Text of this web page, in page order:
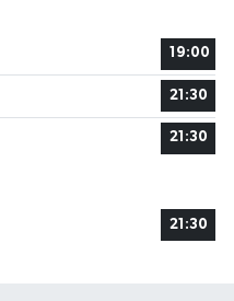
19:00
21:30
21:30
21:30